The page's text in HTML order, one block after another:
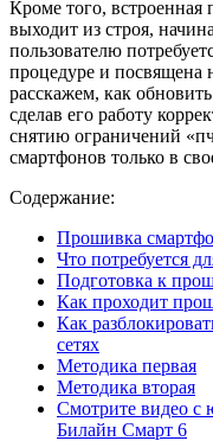
Кроме того,
выходит из строя,
пользователю
процедуре и посвящена
расскажем, как
сделав его работу
снятию ограничений
смартфонов только в
Содержание:
Прошивка
Что потребуется
Подготовка к
Как проходит
Как
сетях
Методика первая
Методика вторая
Смотрите видео с
Билайн Смарт 6